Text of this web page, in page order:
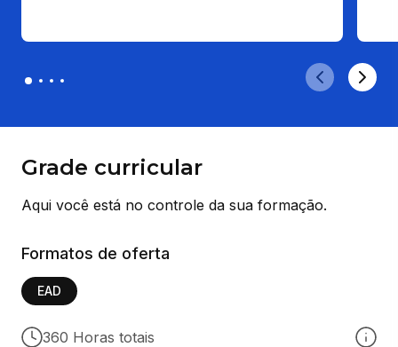
Grade curricular
Aqui você está no controle da sua formação.
Formatos de oferta
EAD
360 Horas totais